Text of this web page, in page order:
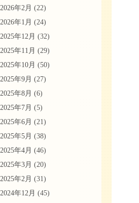
2026年2月 (22)
2026年1月 (24)
2025年12月 (32)
2025年11月 (29)
2025年10月 (50)
2025年9月 (27)
2025年8月 (6)
2025年7月 (5)
2025年6月 (21)
2025年5月 (38)
2025年4月 (46)
2025年3月 (20)
2025年2月 (31)
2024年12月 (45)